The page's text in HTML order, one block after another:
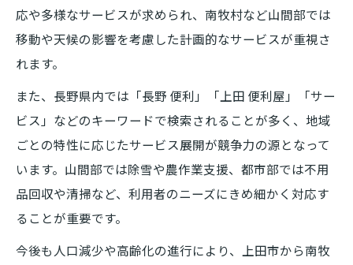
応や多様なサービスが求められ、南牧村など山間部では
移動や天候の影響を考慮した計画的なサービスが重視さ
れます。
また、長野県内では「長野 便利」「上田 便利屋」「サー
ビス」などのキーワードで検索されることが多く、地域
ごとの特性に応じたサービス展開が競争力の源となって
います。山間部では除雪や農作業支援、都市部では不用
品回収や清掃など、利用者のニーズにきめ細かく対応す
ることが重要です。
今後も人口減少や高齢化の進行により、上田市から南牧